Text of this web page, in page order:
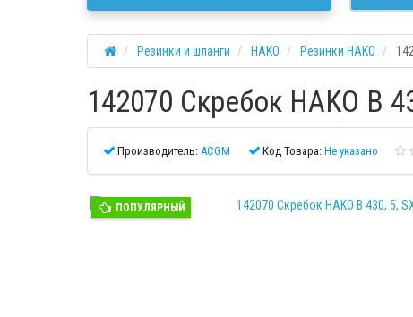
Резинки и шланги HAKO Резинки HAKO
142070 Скребок HAKO В
Производитель: ACGM Код Товара: Не указано
ПОПУЛЯРНЫЙ